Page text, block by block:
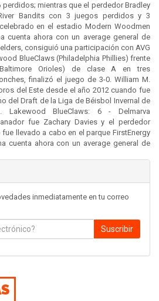
mientras que el perdedor Bradley
Bandits con 3 juegos perdidos y 3
en el estadio Modern Woodmen
cuenta ahora con un average general de
consiguió una participación con AVG
BlueClaws (Philadelphia Phillies) frente
Orioles) de clase A en tres
finalizó el juego de 3-0. William M.
del Este desde el año 2012 cuando fue
del Draft de la Liga de Béisbol Invernal de
Lakewood BlueClaws: 6 - Delmarva
fue Zachary Davies y el perdedor
llevado a cabo en el parque FirstEnergy
cuenta ahora con un average general de
inmediatamente en tu correo
Suscribir